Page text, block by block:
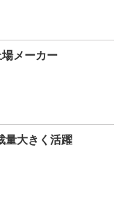
場メーカー
量大きく活躍